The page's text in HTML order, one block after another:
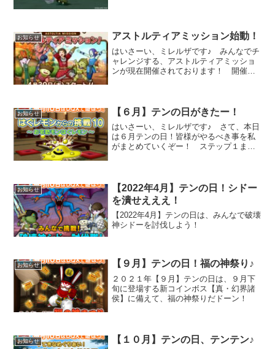
からするとどうでも良い事かも...
お知らせ アストルティアミッション始動！
はいさーい、ミレルザです♪ みんなでチ
ャレンジする、アストルティアミッショ
ンが現在開催されております！ 開催期
お知らせ 【６月】テンの日がきたー！
はいさーい、ミレルザです♪ さて、本日
は６月テンの日！皆様がやるべき事を私
がまとめていくぞー！ ステップ１まず
10日（水）朝6:00...
お知らせ
【2022年4月】テンの日！シドー
を潰せえええ！
【2022年4月】テンの日は、みんなで破壊
神シドーを討伐しよう！
お知らせ 【９月】テンの日！福の神祭り♪
２０２１年【９月】テンの日は、９月下
旬に登場する新コインボス【真・幻界諸
侯】に備えて、福の神祭りだドーン！
お知らせ 【１０月】テンの日、テンテン♪